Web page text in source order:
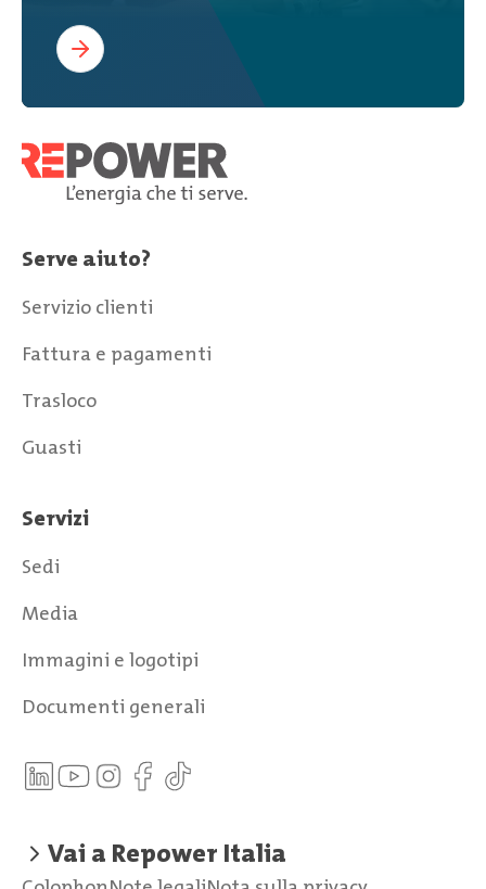
Serve aiuto?
Servizio clienti
Fattura e pagamenti
Trasloco
Guasti
Servizi
Sedi
Media
Immagini e logotipi
Documenti generali
Vai a Repower Italia